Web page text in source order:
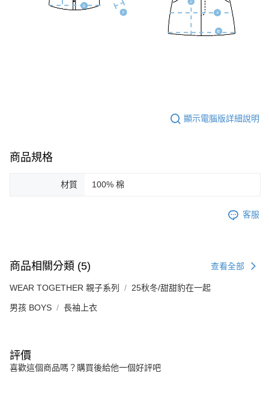
顯示電腦版詳細說明
商品規格
材質 100% 棉
客服
商品相關分類 (5) 查看全部
WEAR TOGETHER 親子系列 25秋冬/甜甜豹在一起
男孩 BOYS 長袖上衣
評價
喜歡這個商品嗎？購買後給他一個好評吧